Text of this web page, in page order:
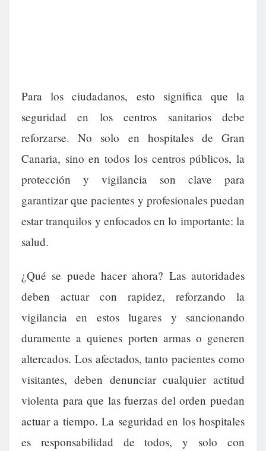
Para los ciudadanos, esto significa que la
seguridad en los centros sanitarios debe
reforzarse. No solo en hospitales de Gran
Canaria, sino en todos los centros públicos, la
protección y vigilancia son clave para
garantizar que pacientes y profesionales puedan
estar tranquilos y enfocados en lo importante: la
salud.
¿Qué se puede hacer ahora? Las autoridades
deben actuar con rapidez, reforzando la
vigilancia en estos lugares y sancionando
duramente a quienes porten armas o generen
altercados. Los afectados, tanto pacientes como
visitantes, deben denunciar cualquier actitud
violenta para que las fuerzas del orden puedan
actuar a tiempo. La seguridad en los hospitales
es responsabilidad de todos, y solo con